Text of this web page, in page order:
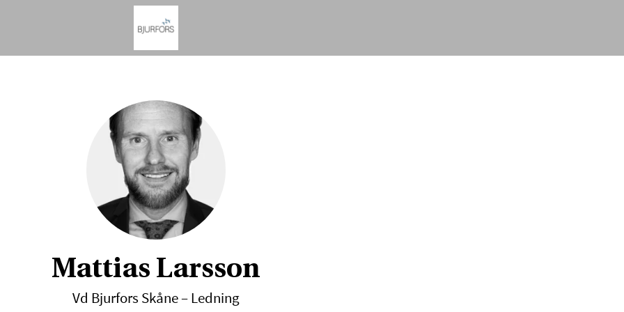
Mattias Larsson
Vd Bjurfors Skåne – Ledning